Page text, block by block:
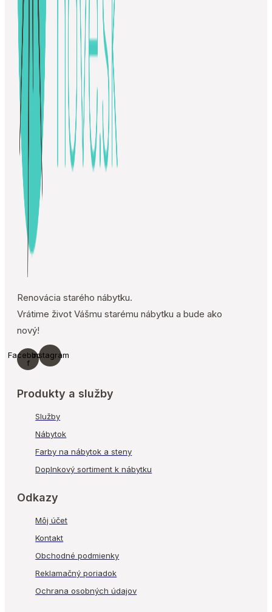
Renovácia starého nábytku.
Vrátime život Vášmu starému nábytku a bude ako
nový!
Facebook-
f
Instagram
Produkty a služby
Služby
Nábytok
Farby na nábytok a steny
Doplnkový sortiment k nábytku
Odkazy
Môj účet
Kontakt
Obchodné podmienky
Reklamačný poriadok
Ochrana osobných údajov